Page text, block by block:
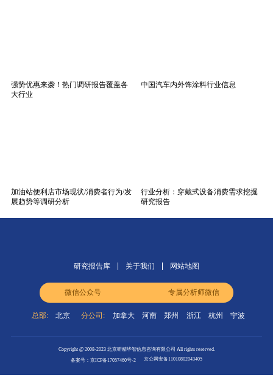
强势优惠来袭！热门调研报告覆盖各
大行业
中国汽车内外饰涂料行业信息
加油站便利店市场现状/消费者行为/发
展趋势等调研分析
行业分析：穿戴式设备消费需求挖掘
研究报告
研究报告库 关于我们 网站地图
微信公众号 专属分析师微信
总部: 北京 分公司: 加拿大 河南 郑州 浙江 杭州 宁波
Copyright @ 2008-2023 北京研精毕智信息咨询有限公司 All rights reserved.
备案号：京ICP备17057460号-2
京公网安备11010802043405